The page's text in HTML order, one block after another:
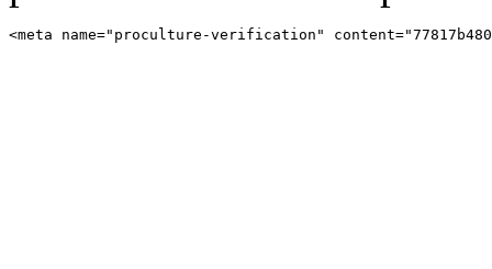
<meta name="proculture-verification"